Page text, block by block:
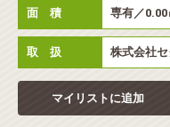
面 積 専有／
取 扱 株式会社セ
マイリストに追加